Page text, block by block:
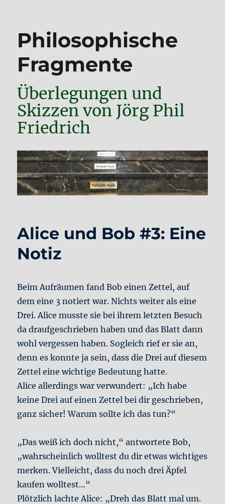
Philosophische
Fragmente
Überlegungen und
Skizzen von Jörg Phil
Friedrich
Alice und Bob #3: Eine
Notiz
Beim Aufräumen fand Bob einen Zettel, auf
dem eine 3 notiert war. Nichts weiter als eine
Drei. Alice musste sie bei ihrem letzten Besuch
da draufgeschrieben haben und das Blatt dann
wohl vergessen haben. Sogleich rief er sie an,
denn es konnte ja sein, dass die Drei auf diesem
Zettel eine wichtige Bedeutung hatte.
Alice allerdings war verwundert: „Ich habe
keine Drei auf einen Zettel bei dir geschrieben,
ganz sicher! Warum sollte ich das tun?“
„Das weiß ich doch nicht,“ antwortete Bob,
„wahrscheinlich wolltest du dir etwas wichtiges
merken. Vielleicht, dass du noch drei Äpfel
kaufen wolltest…“
Plötzlich lachte Alice: „Dreh das Blatt mal um.